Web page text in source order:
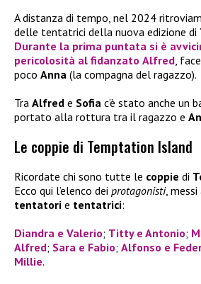
A distanza di tempo, nel 2024
delle tentatrici della nuova edizione di
Durante la prima puntata si è
pericolosità al fidanzato Alfred ,
poco Anna (la compagna del ragazzo).
Tra Alfred e Sofia c’è stato anche un
portato alla rottura tra il ragazzo e
Le coppie di Temptation Island
Ricordate chi sono tutte le coppie di
Ecco qui l’elenco dei protagonisti,
tentatori e tentatrici:
Diandra e Valerio; Titty e Antonio;
Alfred; Sara e Fabio; Alfonso e
Millie.